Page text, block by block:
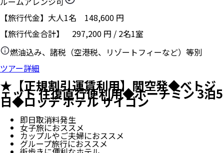
【旅行代金】大人1名 148,600 円
【旅行代金合計】 297,200 円 / 2名1室
燃油込み、諸税（空港税、リゾートフィーなど）等別
ツアー詳細
★【正規割引運賃利用】関空発◆ベトジ
ェット 往復直行便利用◆ホーチミン 3泊5
日◆ロッテ ホテル サイゴン
即日取消料発生
女子旅におススメ
カップルやご夫婦におススメ
グループ旅行におススメ